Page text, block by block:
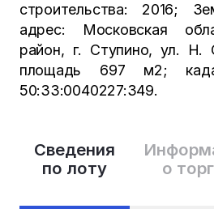
Сведения
по лоту
о
строительства: 2016;
адрес: Московская
район, г. Ступино, ул. Н.
площадь 697 м2;
50:33:0040227:349.